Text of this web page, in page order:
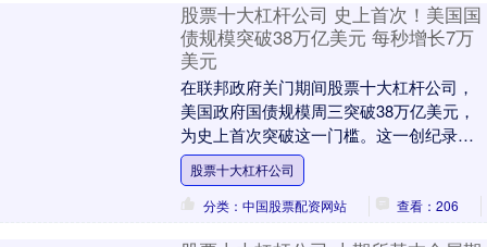
股票十大杠杆公司 史上首次！美国国
债规模突破38万亿美元 每秒增长7万
美元
在联邦政府关门期间股票十大杠杆公司，
美国政府国债规模周三突破38万亿美元，
为史上首次突破这一门槛。这一创纪录的
数字凸显了美国资产负债表上债务的加速
累积。 根据美....
股票十大杠杆公司
分类：中国股票配资网站
查看：206